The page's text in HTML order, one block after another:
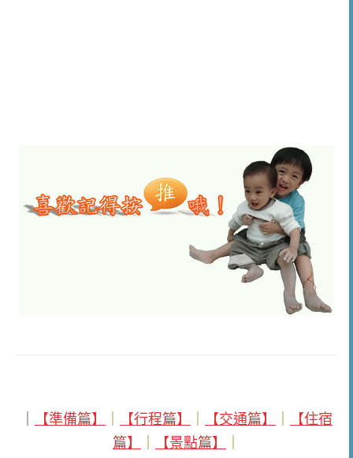
【準備篇】 【行程篇】 【交通篇】
【住宿
篇】
【景點篇】